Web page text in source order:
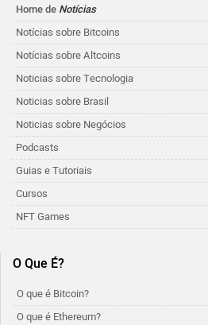
Home de Notícias
Notícias sobre Bitcoins
Notícias sobre Altcoins
Noticias sobre Tecnologia
Noticias sobre Brasil
Noticias sobre Negócios
Podcasts
Guias e Tutoriais
Cursos
NFT Games
O Que É?
O que é Bitcoin?
O que é Ethereum?